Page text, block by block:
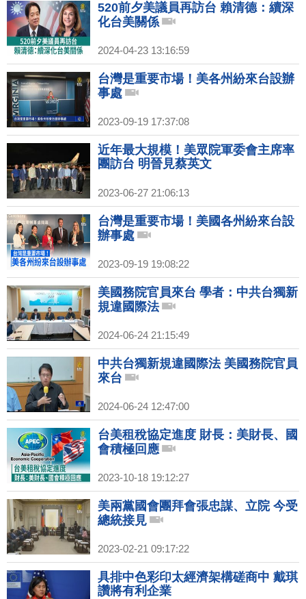
520前夕美議員再訪台 賴清德：續深
化台美關係
2024-04-23 13:16:59
台灣是重要市場！美各州紛來台設辦
事處
2023-09-19 17:37:08
近年最大規模！美眾院軍委會主席率
團訪台 明晉見蔡英文
2023-06-27 21:06:13
台灣是重要市場！美國各州紛來台設
辦事處
2023-09-19 19:08:22
美國務院官員來台 學者：中共台獨新
規違國際法
2024-06-24 21:15:49
中共台獨新規違國際法 美國務院官員
來台
2024-06-24 12:47:00
台美租稅協定進度 財長：美財長、國
會積極回應
2023-10-18 19:12:27
美兩黨國會團拜會張忠謀、立院 今受
總統接見
2023-02-21 09:17:22
具排中色彩印太經濟架構磋商中 戴琪
讚將有利企業